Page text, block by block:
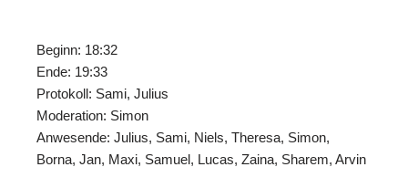
Beginn: 18:32
Ende: 19:33
Protokoll: Sami, Julius
Moderation: Simon
Anwesende: Julius, Sami, Niels, Theresa, Simon,
Borna, Jan, Maxi, Samuel, Lucas, Zaina, Sharem, Arvin